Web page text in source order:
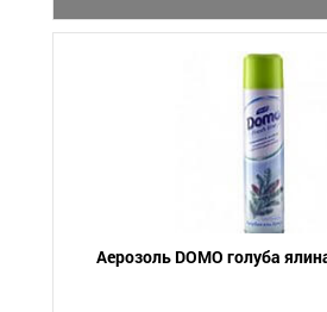
Аерозоль DOMO голуба